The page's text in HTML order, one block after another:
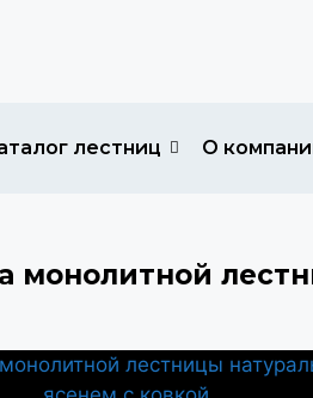
лестниц О
монолитной